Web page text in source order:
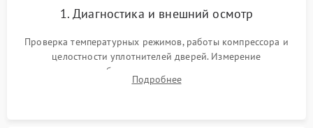
работе
2000 ₽ Подробнее →
1000 ₽
1. Диагностика и внешний осмотр
Проверка температурных режимов, работы компрессора и
целостности уплотнителей дверей. Измерение
сопротивления обмоток мотора, проверка термостата и
считывание кодов ошибок с электронного дисплея.
Подробнее